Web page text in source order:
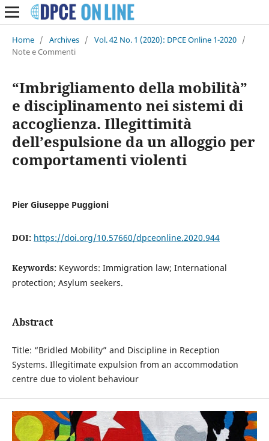
Home / Archives / Vol. 42 No. 1 (2020): DPCE Online 1-2020 /
Note e Commenti
“Imbrigliamento della mobilità”
e disciplinamento nei sistemi di
accoglienza. Illegittimità
dell’espulsione da un alloggio per
comportamenti violenti
Pier Giuseppe Puggioni
DOI: https://doi.org/10.57660/dpceonline.2020.944
Keywords: Keywords: Immigration law; International
protection; Asylum seekers.
Abstract
Title: “Bridled Mobility” and Discipline in Reception
Systems. Illegitimate expulsion from an accommodation
centre due to violent behaviour